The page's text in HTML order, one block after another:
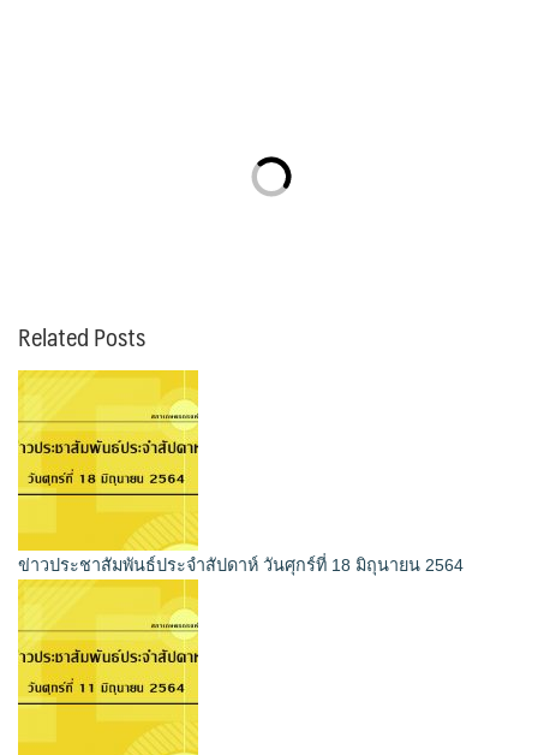
Related Posts
ข่าวประชาสัมพันธ์ประจำสัปดาห์ วันศุกร์ที่ 18 มิถุนายน 2564